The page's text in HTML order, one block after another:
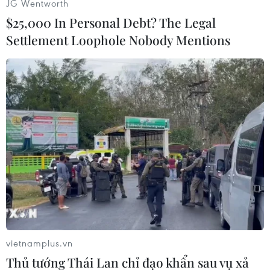
này sẽ không hợp tác với các thương nhân tuân
thủ các hạn chế về giá dầu dưới mọi hình thức./.
(TTXVN/Vietnam+)
JG Wentworth
$25,000 In Personal Debt? The Legal
Settlement Loophole Nobody Mentions
vietnamplus.vn
Thủ tướng Thái Lan chỉ đạo khẩn sau vụ xả